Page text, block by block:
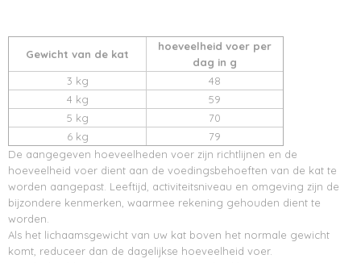
Gewicht van de kat
hoeveelheid voer per
dag in g
3 kg
48
4 kg
59
5 kg
70
6 kg
79
De aangegeven hoeveelheden voer zijn richtlijnen en de
hoeveelheid voer dient aan de voedingsbehoeften van de kat te
worden aangepast. Leeftijd, activiteitsniveau en omgeving zijn de
bijzondere kenmerken, waarmee rekening gehouden dient te
worden.
Als het lichaamsgewicht van uw kat boven het normale gewicht
komt, reduceer dan de dagelijkse hoeveelheid voer.